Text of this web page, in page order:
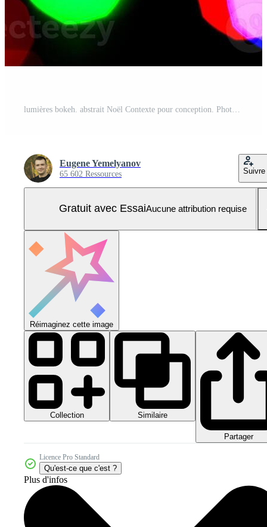
Eugene Yemelyanov
65 602 Ressources Suivre
Gratuit avec EssaiAucune attribution requise
Réimaginez cette image
Collection Similaire
Partager
Licence Pro Standard
Qu'est-ce que c'est ?
Plus d'infos